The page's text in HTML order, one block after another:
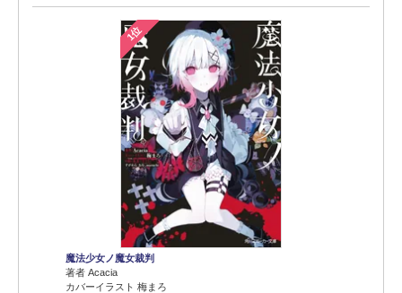
1位
魔法少女ノ魔女裁判
著者 Acacia
カバーイラスト 梅まろ